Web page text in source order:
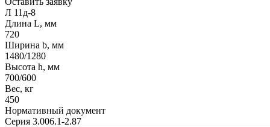
Л 11д-8
Длина L, мм
720
Ширина b, мм
1480/1280
Высота h, мм
700/600
Вес, кг
450
Нормативный документ
Серия 3.006.1-2.87